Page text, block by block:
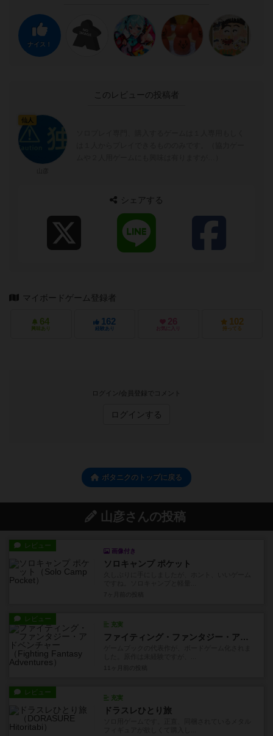
ナイス！
このレビューの投稿者
仙人
シェアする
マイボードゲーム登録者
64
興味あり
162
経験あり
26
お気に入り
102
持ってる
ログイン/会員登録でコメント
ログインする
ボタニクのトップに戻る
山彦さんの投稿
レビュー
画像付き
ソロキャンプ ポケット
レビュー
充実
ファイティング・ファンタジー・アドベンチャー
レビュー
充実
ドラスレひとり旅